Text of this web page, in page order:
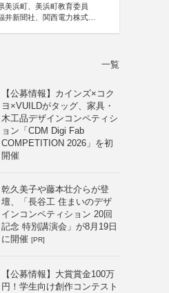
美浜町、美浜町教育委員
井新聞社、関西電力株式会
一覧
【公募情報】カインズ×コク
ヨ×VUILDがタッグ、家具・
木工品デザインコンペティシ
ョン「CDM Digi Fab
COMPETITION 2026」を初
開催
乾久美子や藤本壮介らが登
壇、「長谷工 住まいのデザ
インコンペティション 20回
記念 特別講演会」が8月19日
に開催 [PR]
【公募情報】大賞賞金100万
円！学生向け創作コンテスト